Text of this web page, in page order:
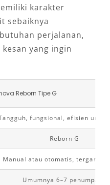
karakter
sebaiknya
perjalanan,
yang ingin
Reborn Tipe G
fungsional, efisien
Reborn G
Manual atau otomatis,
Umumnya 6–7 penumpang